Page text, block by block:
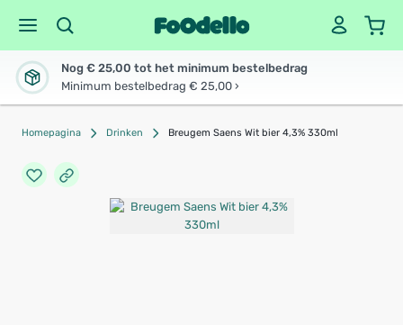
Nog € 25,00 tot het minimum bestelbedrag
Minimum bestelbedrag € 25,00 ›
Homepagina Drinken Breugem Saens Wit bier 4,3% 330ml